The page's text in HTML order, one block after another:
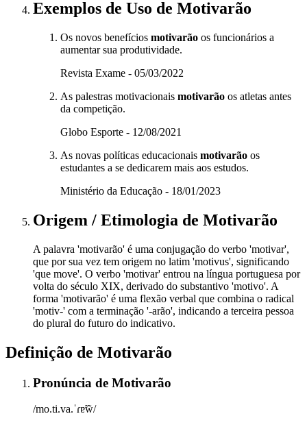
Exemplos de Uso de Motivarão
Os novos benefícios motivarão os funcionários a
aumentar sua produtividade.
Revista Exame - 05/03/2022
As palestras motivacionais motivarão os atletas antes
da competição.
Globo Esporte - 12/08/2021
As novas políticas educacionais motivarão os
estudantes a se dedicarem mais aos estudos.
Ministério da Educação - 18/01/2023
Origem / Etimologia de Motivarão
A palavra 'motivarão' é uma conjugação do verbo 'motivar',
que por sua vez tem origem no latim 'motivus', significando
'que move'. O verbo 'motivar' entrou na língua portuguesa por
volta do século XIX, derivado do substantivo 'motivo'. A
forma 'motivarão' é uma flexão verbal que combina o radical
'motiv-' com a terminação '-arão', indicando a terceira pessoa
do plural do futuro do indicativo.
Definição de Motivarão
Pronúncia de Motivarão
/mo.ti.va.ˈɾɐ̃w̃/